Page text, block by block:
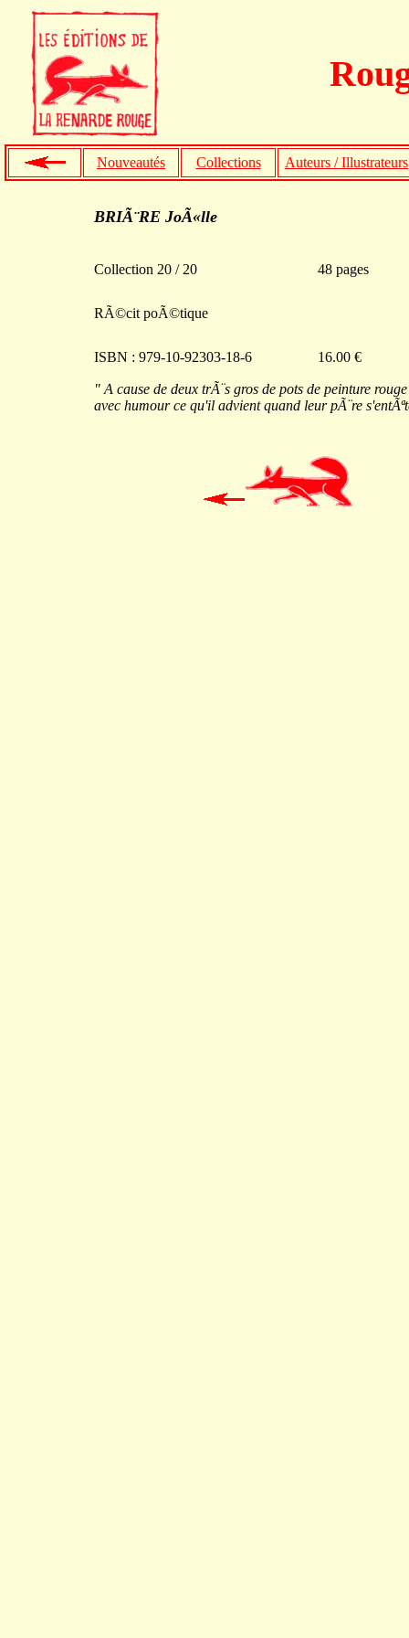
Nouveautés Collections Auteurs / Illustrateurs
BRIÃ¨RE JoÃ«lle
Collection 20 / 20 48 pages
RÃ©cit poÃ©tique
ISBN : 979-10-92303-18-6 16.00 €
" A cause de deux trÃ¨s gros de pots de peinture
avec humour ce qu'il advient quand leur pÃ¨re